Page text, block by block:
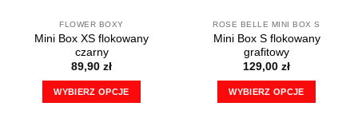
FLOWER BOXY
Mini Box XS flokowany
czarny
89,90 zł
WYBIERZ OPCJE
ROSE BELLE MINI BOX S
Mini Box S flokowany
grafitowy
129,00 zł
WYBIERZ OPCJE